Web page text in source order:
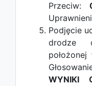
Przeciw:
Podjęcie
drodze
WYNIKI